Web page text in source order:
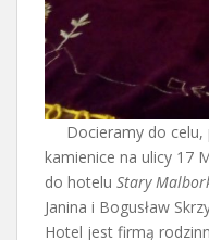
Docieramy do celu,
kamienice na ulicy 17
do hotelu Stary
Janina i Bogusław
Hotel jest firmą